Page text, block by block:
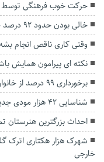
حرکت خوب فرهنگی توسط
خالی بودن حدود ۹۲ درصد حجم مخازن سد‌های استان گلستان
وقتی کاری ناقص انجام
نکته ای پیرامون همایش
برخورداری ۹۹ درصد از خانوارهای روستایی گلستان از گاز طبیعی
شناسایی ۴۲ هزار مودی جدید مالیاتی در استان گلستان
احداث بزرگترین هنرستان
شهرک هزار هکتاری اترک
خارجی